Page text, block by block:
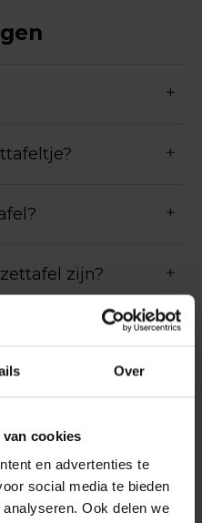
Over
cookies
en advertenties te
social media te bieden
Ook delen we
zijn?